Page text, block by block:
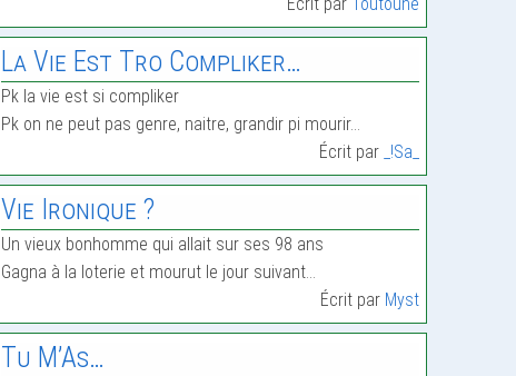
La Vie Est Tro Compliker…
Pk la vie est si compliker
Pk on ne peut pas genre, naitre, grandir pi mourir…
Écrit par _!Sa_
Vie Ironique ?
Un vieux bonhomme qui allait sur ses 98 ans
Gagna à la loterie et mourut le jour suivant…
Écrit par Myst
Tu M’As…